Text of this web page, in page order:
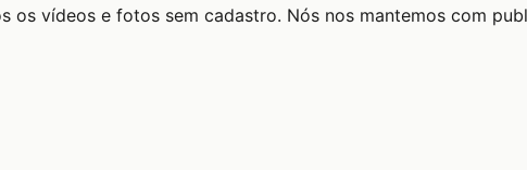
os vídeos e fotos sem cadastro. Nós nos mantemos com